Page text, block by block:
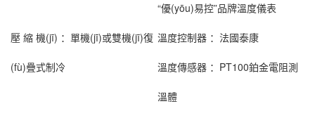
“優(yōu)易控”品牌溫度儀表
壓 縮 機(jī) ： 單機(jī)或雙機(jī)復
(fù)疊式制冷
溫度控制器 ： 法國泰康
溫度傳感器 ： PT100鉑金電阻測
溫體